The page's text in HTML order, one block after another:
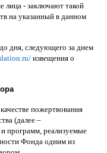
лица - заключают такой
на указанный в данном
дня следующего за днем
извещения о
пожертвования
(далее –
программ реализуемые
Фонда одним из